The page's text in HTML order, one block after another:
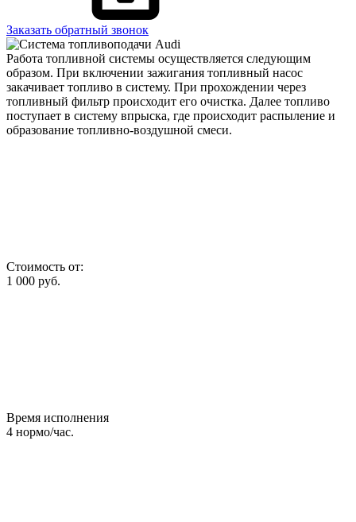
Заказать обратный звонок
Работа топливной системы осуществляется следующим
образом. При включении зажигания топливный насос
закачивает топливо в систему. При прохождении через
топливный фильтр происходит его очистка. Далее топливо
поступает в систему впрыска, где происходит распыление и
образование топливно-воздушной смеси.
Стоимость от:
1 000 руб.
Время исполнения
4 нормо/час.